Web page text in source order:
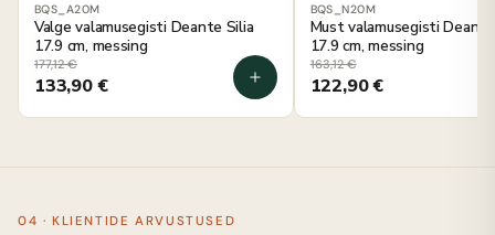
BQS_A20M
Valge valamusegisti Deante Silia
17.9 cm, messing
177,12€
133,90€
BQS_N20M
Must valamusegisti
17.9 cm, messing
163,12€
122,90€
04 · KLIENTIDE ARVUSTUSED